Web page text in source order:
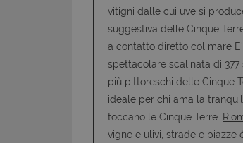
vitigni dalle cui uve si
suggestiva delle Cinque
a contatto diretto col mare
spettacolare scalinata di 377
più pittoreschi delle Cinque
ideale per chi ama la
toccano le Cinque Terre.
vigne e ulivi, strade e